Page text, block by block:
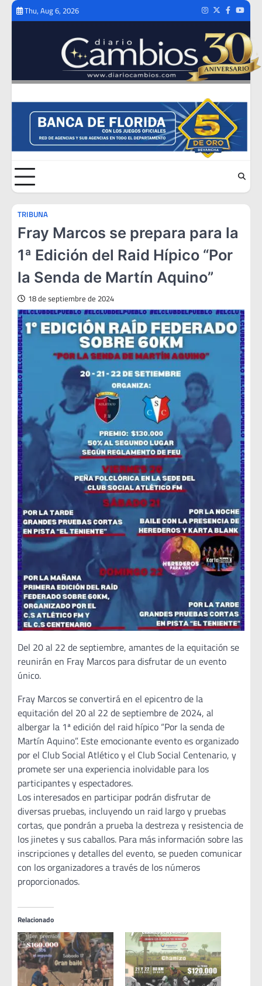
Skip
Thu, Aug 6, 2026 Instagram
TwitterFacebook
TRIBUNA
Fray Marcos se prepara para la
1ª Edición del Raid Hípico “Por
la Senda de Martín Aquino”
18 de septiembre de 2024
Del 20 al 22 de septiembre, amantes de la equitación se
reunirán en Fray Marcos para disfrutar de un evento
único.
Fray Marcos se convertirá en el epicentro de la
equitación del 20 al 22 de septiembre de 2024, al
albergar la 1ª edición del raid hípico “Por la senda de
Martín Aquino”. Este emocionante evento es organizado
por el Club Social Atlético y el Club Social Centenario, y
promete ser una experiencia inolvidable para los
participantes y espectadores.
Los interesados en participar podrán disfrutar de
diversas pruebas, incluyendo un raid largo y pruebas
cortas, que pondrán a prueba la destreza y resistencia de
los jinetes y sus caballos. Para más información sobre las
inscripciones y detalles del evento, se pueden comunicar
con los organizadores a través de los números
proporcionados.
Relacionado